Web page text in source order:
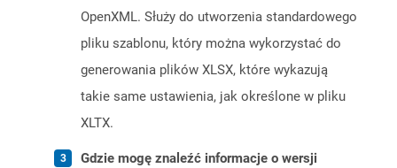
OpenXML. Służy do utworzenia standardowego
pliku szablonu, który można wykorzystać do
generowania plików XLSX, które wykazują
takie same ustawienia, jak określone w pliku
XLTX.
Gdzie mogę znaleźć informacje o wersji